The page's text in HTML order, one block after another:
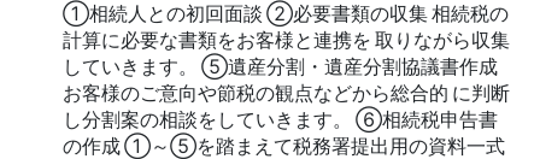
①相続人との初回面談 ②必要書類の収集 相続税の
計算に必要な書類をお客様と連携を 取りながら収集
していきます。 ⑤遺産分割・遺産分割協議書作成
お客様のご意向や節税の観点などから総合的 に判断
し分割案の相談をしていきます。 ⑥相続税申告書
の作成 ①～⑤を踏まえて税務署提出用の資料一式